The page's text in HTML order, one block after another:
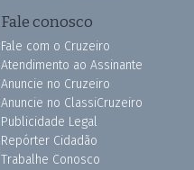
Fale conosco
Fale com o Cruzeiro
Atendimento ao Assinante
Anuncie no Cruzeiro
Anuncie no ClassiCruzeiro
Publicidade Legal
Repórter Cidadão
Trabalhe Conosco